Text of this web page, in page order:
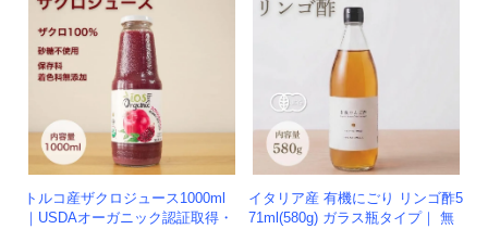
トルコ産ザクロジュース1000ml
｜USDAオーガニック認証取得・
イタリア産 有機にごり リンゴ酢5
71ml(580g) ガラス瓶タイプ｜ 無